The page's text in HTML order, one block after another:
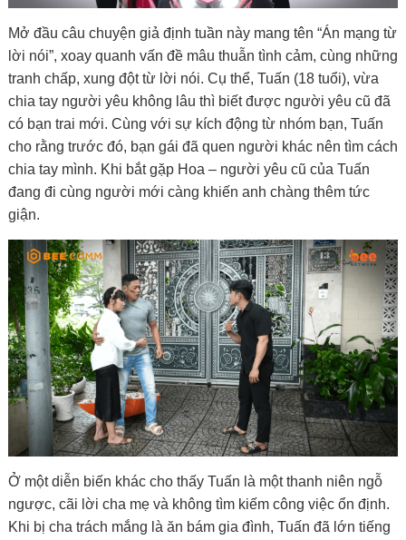
Mở đầu câu chuyện giả định tuần này mang tên “Án mạng từ
lời nói”, xoay quanh vấn đề mâu thuẫn tình cảm, cùng những
tranh chấp, xung đột từ lời nói. Cụ thể, Tuấn (18 tuổi), vừa
chia tay người yêu không lâu thì biết được người yêu cũ đã
có bạn trai mới. Cùng với sự kích động từ nhóm bạn, Tuấn
cho rằng trước đó, bạn gái đã quen người khác nên tìm cách
chia tay mình. Khi bắt gặp Hoa – người yêu cũ của Tuấn
đang đi cùng người mới càng khiến anh chàng thêm tức
giận.
Ở một diễn biến khác cho thấy Tuấn là một thanh niên ngỗ
ngược, cãi lời cha mẹ và không tìm kiếm công việc ổn định.
Khi bị cha trách mắng là ăn bám gia đình, Tuấn đã lớn tiếng